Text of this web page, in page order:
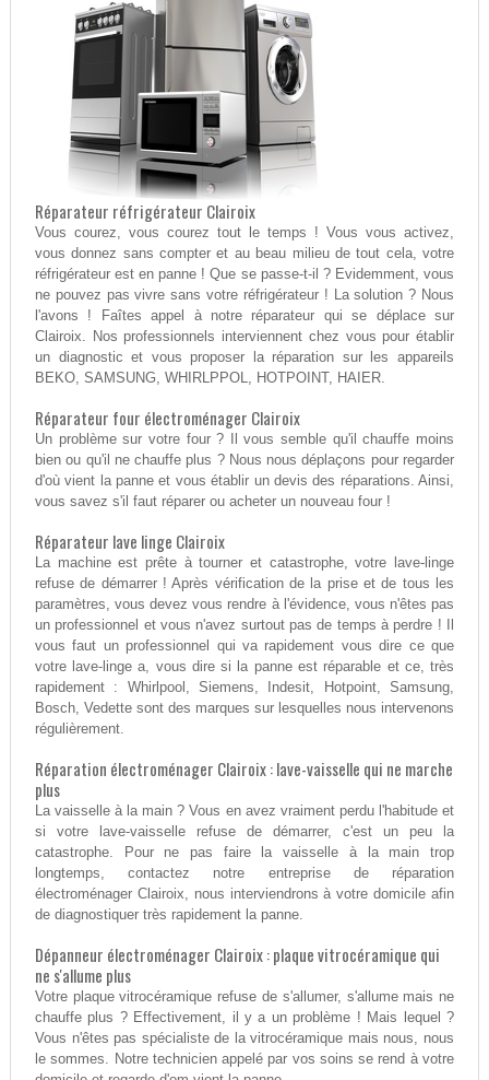
Réparateur réfrigérateur Clairoix
Vous courez, vous courez tout le temps ! Vous vous activez,
vous donnez sans compter et au beau milieu de tout cela, votre
réfrigérateur est en panne ! Que se passe-t-il ? Evidemment, vous
ne pouvez pas vivre sans votre réfrigérateur ! La solution ? Nous
l'avons ! Faîtes appel à notre réparateur qui se déplace sur
Clairoix. Nos professionnels interviennent chez vous pour établir
un diagnostic et vous proposer la réparation sur les appareils
BEKO, SAMSUNG, WHIRLPPOL, HOTPOINT, HAIER.
Réparateur four électroménager Clairoix
Un problème sur votre four ? Il vous semble qu'il chauffe moins
bien ou qu'il ne chauffe plus ? Nous nous déplaçons pour regarder
d'où vient la panne et vous établir un devis des réparations. Ainsi,
vous savez s'il faut réparer ou acheter un nouveau four !
Réparateur lave linge Clairoix
La machine est prête à tourner et catastrophe, votre lave-linge
refuse de démarrer ! Après vérification de la prise et de tous les
paramètres, vous devez vous rendre à l'évidence, vous n'êtes pas
un professionnel et vous n'avez surtout pas de temps à perdre ! Il
vous faut un professionnel qui va rapidement vous dire ce que
votre lave-linge a, vous dire si la panne est réparable et ce, très
rapidement : Whirlpool, Siemens, Indesit, Hotpoint, Samsung,
Bosch, Vedette sont des marques sur lesquelles nous intervenons
régulièrement.
Réparation électroménager Clairoix : lave-vaisselle qui ne marche
plus
La vaisselle à la main ? Vous en avez vraiment perdu l'habitude et
si votre lave-vaisselle refuse de démarrer, c'est un peu la
catastrophe. Pour ne pas faire la vaisselle à la main trop
longtemps, contactez notre entreprise de réparation
électroménager Clairoix, nous interviendrons à votre domicile afin
de diagnostiquer très rapidement la panne.
Dépanneur électroménager Clairoix : plaque vitrocéramique qui
ne s'allume plus
Votre plaque vitrocéramique refuse de s'allumer, s'allume mais ne
chauffe plus ? Effectivement, il y a un problème ! Mais lequel ?
Vous n'êtes pas spécialiste de la vitrocéramique mais nous, nous
le sommes. Notre technicien appelé par vos soins se rend à votre